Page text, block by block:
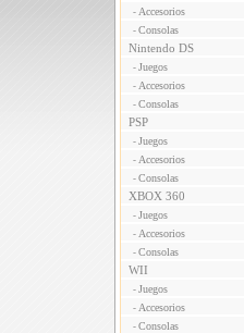
- Accesorios
- Consolas
Nintendo DS
- Juegos
- Accesorios
- Consolas
PSP
- Juegos
- Accesorios
- Consolas
XBOX 360
- Juegos
- Accesorios
- Consolas
WII
- Juegos
- Accesorios
- Consolas